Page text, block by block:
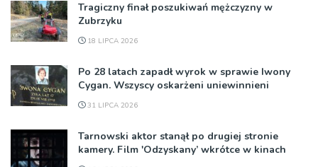
Tragiczny finał poszukiwań mężczyzny w
Zubrzyku
18 LIPCA 2026
Po 28 latach zapadł wyrok w sprawie Iwony
Cygan. Wszyscy oskarżeni uniewinnieni
31 LIPCA 2026
Tarnowski aktor stanął po drugiej stronie
kamery. Film 'Odzyskany’ wkrótce w kinach